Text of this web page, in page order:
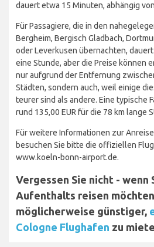
dauert etwa 15 Minuten, abhängig
Für Passagiere, die in den
Bergheim, Bergisch Gladbach,
oder Leverkusen übernachten,
eine Stunde, aber die Preise können
nur aufgrund der Entfernung
Städten, sondern auch, weil einige
teurer sind als andere. Eine typische
rund 135,00 EUR für die 78 km lange
Für weitere Informationen zur
besuchen Sie bitte die offiziellen
www.koeln-bonn-airport.de.
Vergessen Sie nicht - wenn
Aufenthalts reisen
möglicherweise günstiger,
Cologne Flughafen zu